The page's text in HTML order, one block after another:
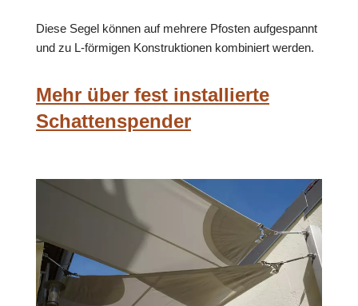
Diese Segel können auf mehrere Pfosten aufgespannt
und zu L-förmigen Konstruktionen kombiniert werden.
Mehr über fest installierte
Schattenspender